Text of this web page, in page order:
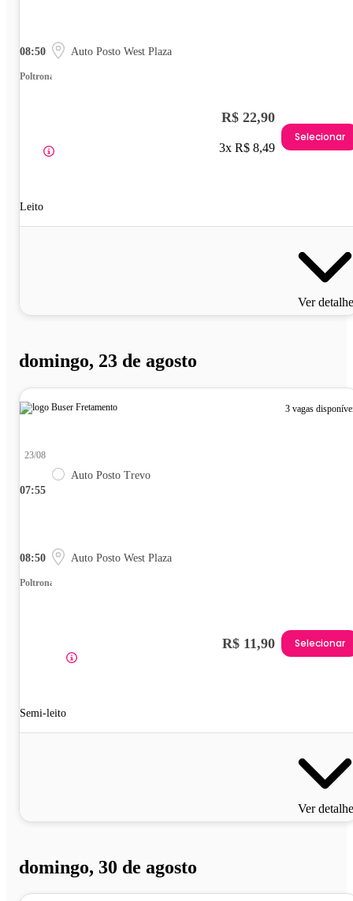
08:50 Auto Posto West Plaza
Poltrona
Leito
R$ 22,90
3x R$ 8,49
Selecionar
Ver
domingo, 23 de agosto
3 vagas
07:55
23/08
Auto Posto Trevo
08:50 Auto Posto West Plaza
Poltrona
Semi-leito
R$ 11,90 Selecionar
Ver
domingo, 30 de agosto